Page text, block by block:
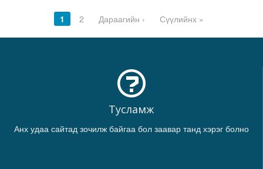
1 2 Дараагийн › Сүүлийнх »
Тусламж
Анх удаа сайтад зочилж байгаа бол заавар танд хэрэг болно